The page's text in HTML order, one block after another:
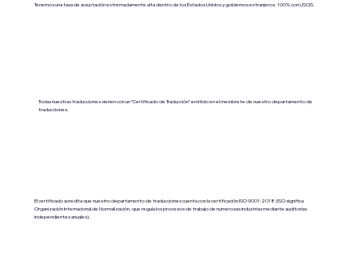
Tenemos una tasa de aceptación extremadamente alta dentro de los Estados Unidos y gobiernos extranjeros. 100% con USCIS.
Todas nuestras traducciones vienen con un “Certificado de Traducción” emitido en el membrete de nuestro departamento de
traducciones.
El certificado acredita que nuestro departamento de traducciones cuenta con la certificación ISO 9001:2018 (ISO significa
Organización Internacional de Normalización, que regula los procesos de trabajo de numerosas industrias mediante auditorías
independientes anuales).